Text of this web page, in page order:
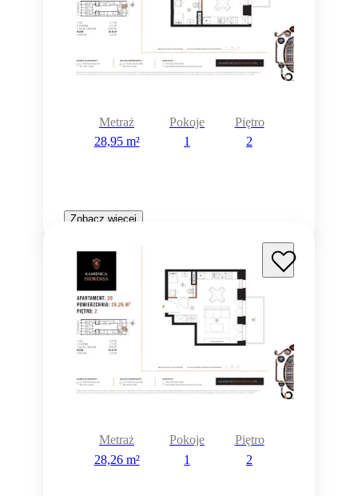
Metraż
28,95 m²
Pokoje
1
Piętro
2
Zobacz więcej
Metraż
28,26 m²
Pokoje
1
Piętro
2